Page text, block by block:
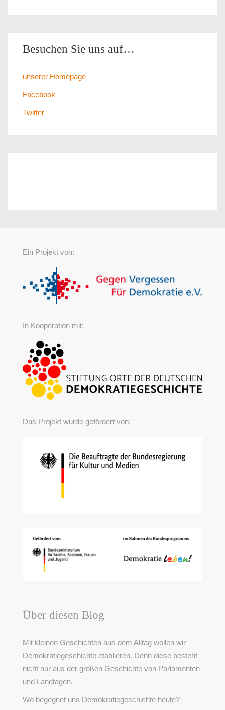
Besuchen Sie uns auf…
unserer Homepage
Facebook
Twitter
Ein Projekt von:
In Kooperation mit:
Das Projekt wurde gefördert von:
Über diesen Blog
Mit kleinen Geschichten aus dem Alltag wollen wir
Demokratiegeschichte etablieren. Denn diese besteht
nicht nur aus der großen Geschichte von Parlamenten
und Landtagen.
Wo begegnet uns Demokratiegeschichte heute?